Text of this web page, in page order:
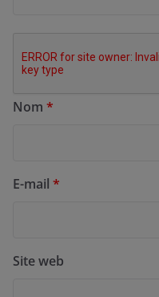
Nom *
E-mail *
Site web